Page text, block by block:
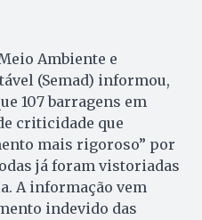
Ambiente e
(Semad) informou,
107 barragens em
criticidade que
mais rigoroso” por
já foram vistoriadas
A informação vem
indevido das